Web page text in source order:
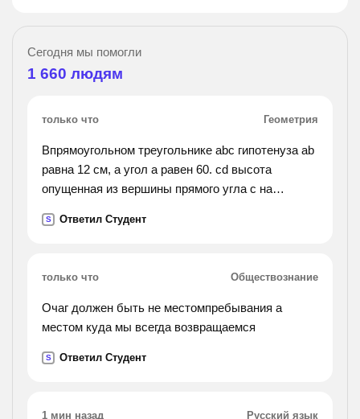
Сегодня мы помогли
1 660 людям
только что Геометрия
Впрямоугольном треугольнике abc гипотенуза ab
равна 12 см, а угол a равен 60. cd высота
опущенная из вершины прямого угла c на
S Ответил Студент
только что Обществознание
Очаг должен быть не местомпребывания а
местом куда мы всегда возвращаемся
S Ответил Студент
1 мин назад Русский язык